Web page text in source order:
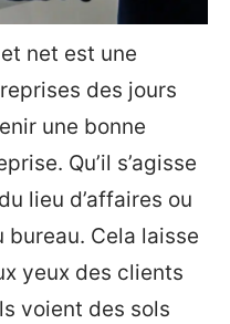
net est une
des jours
une bonne
Qu’il s’agisse
lieu d’affaires ou
Cela laisse
yeux des clients
voient des sols